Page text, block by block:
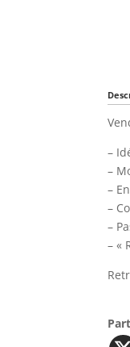
–
–
–
–
–
– «